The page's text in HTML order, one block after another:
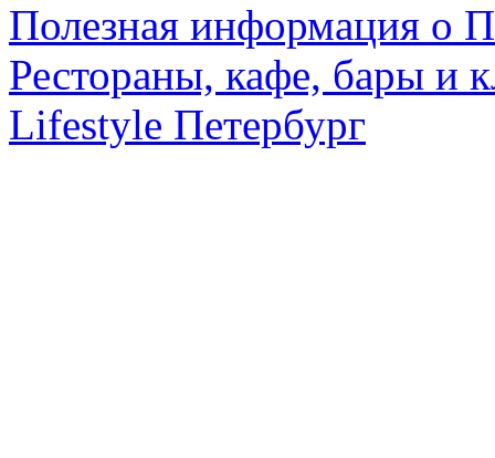
Полезная информация о
Рестораны, кафе, бары и
Lifestyle Петербург